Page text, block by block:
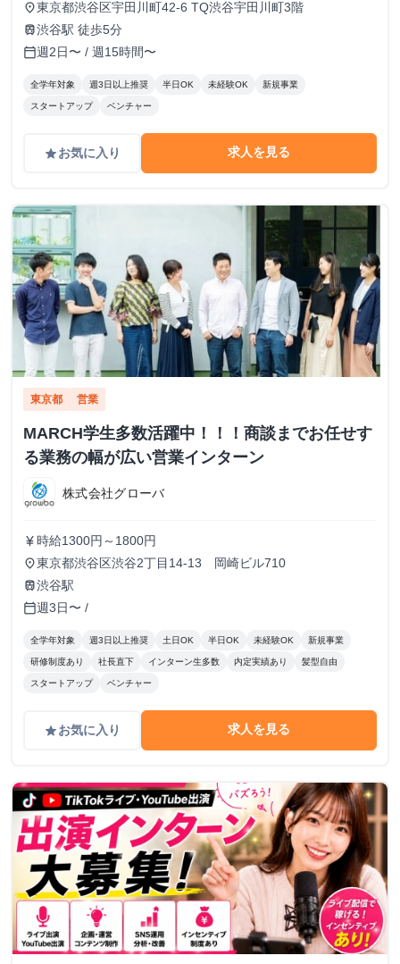
place東京都渋谷区宇田川町42-6 TQ渋谷宇田川町3階
train渋谷駅 徒歩5分
calendar_today週2日〜 / 週15時間〜
全学年対象 週3日以上推奨 半日OK 未経験OK 新規事業
スタートアップ ベンチャー
gradeお気に入り 求人を見る
東京都 営業
MARCH学生多数活躍中！！！商談までお任せす
る業務の幅が広い営業インターン
株式会社グローバ
currency_yen 時給1300円～1800円
place東京都渋谷区渋谷2丁目14-13 岡崎ビル710
train渋谷駅
calendar_today週3日〜 /
全学年対象 週3日以上推奨 土日OK 半日OK 未経験OK 新規事業
研修制度あり 社長直下 インターン生多数 内定実績あり 髪型自由
スタートアップ ベンチャー
gradeお気に入り 求人を見る